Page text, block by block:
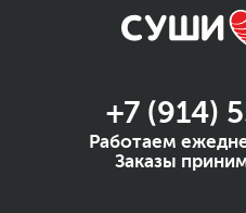
+7 (914)
Работаем
Заказы